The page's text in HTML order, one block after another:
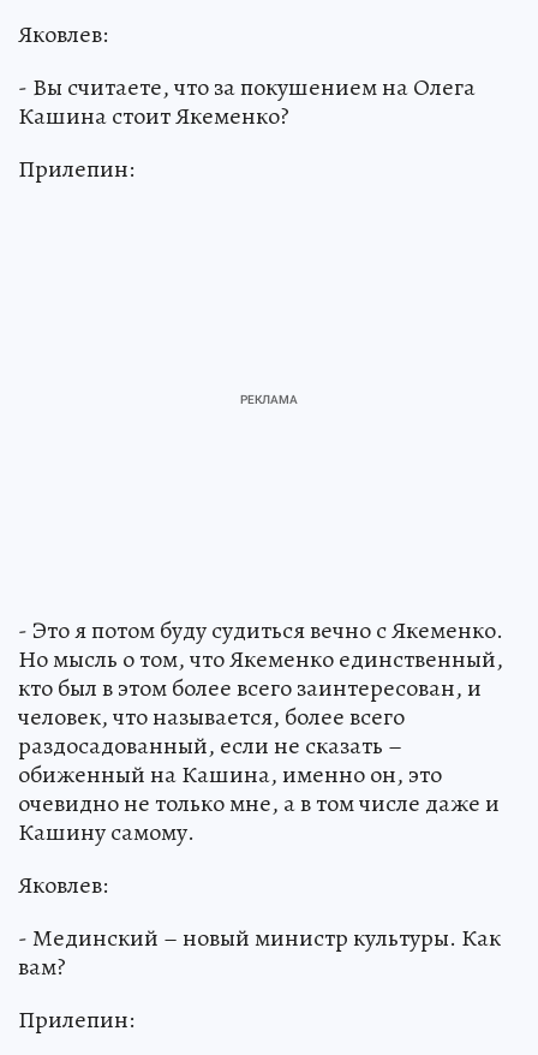
Яковлев:
- Вы считаете, что за покушением на Олега
Кашина стоит Якеменко?
Прилепин:
- Это я потом буду судиться вечно с Якеменко.
Но мысль о том, что Якеменко единственный,
кто был в этом более всего заинтересован, и
человек, что называется, более всего
раздосадованный, если не сказать –
обиженный на Кашина, именно он, это
очевидно не только мне, а в том числе даже и
Кашину самому.
Яковлев:
- Мединский – новый министр культуры. Как
вам?
Прилепин: